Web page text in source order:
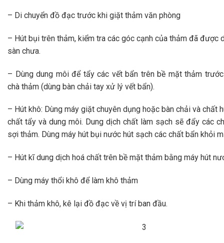
– Di chuyển đồ đạc trước khi giặt thảm văn phòng
– Hút bụi trên thảm, kiểm tra các góc cạnh của thảm đã được
sàn chưa.
– Dùng dung môi để tẩy các vết bẩn trên bề mặt thảm
chà thảm (dùng bàn chải tay xử lý vết bẩn).
– Hút khô: Dùng máy giặt chuyên dụng hoặc bàn chải và chất
chất tẩy và dung môi. Dung dịch chất làm sạch sẽ đẩy các
sợi thảm. Dùng máy hút bụi nước hút sạch các chất bẩn khỏi
– Hút kĩ dung dịch hoá chất trên bề mặt thảm bằng máy hút
– Dùng máy thổi khô để làm khô thảm
– Khi thảm khô, kê lại đồ đạc về vị trí ban đầu.